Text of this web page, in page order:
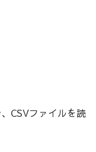
CSVファイルを読